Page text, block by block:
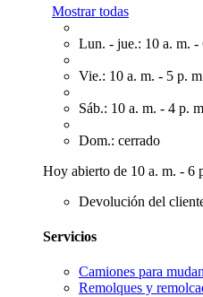
Mostrar todas
Lun. - jue.: 10 a. m. -
Vie.: 10 a. m. - 5 p.
Sáb.: 10 a. m. - 4 p.
Dom.: cerrado
Hoy abierto de 10 a. m. - 6
Devolución del
Servicios
Camiones para
Remolques y